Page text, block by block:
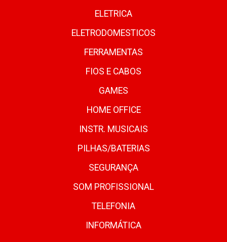
ELETRICA
ELETRODOMESTICOS
FERRAMENTAS
FIOS E CABOS
GAMES
HOME OFFICE
INSTR. MUSICAIS
PILHAS/BATERIAS
SEGURANÇA
SOM PROFISSIONAL
TELEFONIA
INFORMÁTICA